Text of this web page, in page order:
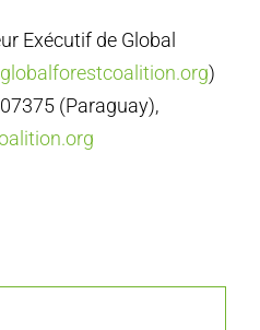
Exécutif de Global
)
(Paraguay),